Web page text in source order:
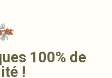
100% de
!